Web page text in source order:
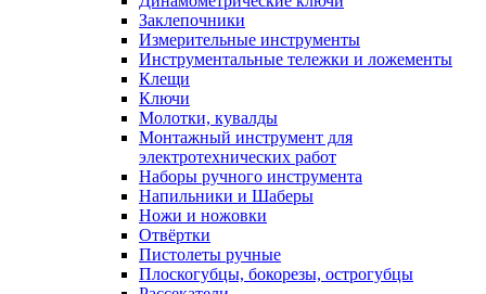
Заклепочники
Измерительные инструменты
Инструментальные тележки и ложементы
Клещи
Ключи
Молотки, кувалды
Монтажный инструмент для
электротехнических работ
Наборы ручного инструмента
Напильники и Шаберы
Ножи и ножовки
Отвёртки
Пистолеты ручные
Плоскогубцы, бокорезы, острогубцы